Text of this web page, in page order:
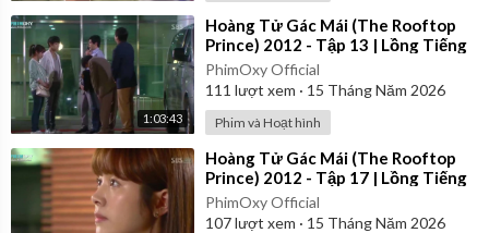
1:03:43
⁣Hoàng Tử Gác Mái (The Rooftop
Prince) 2012 - Tập 13 | Lồng Tiếng
PhimOxy Official
111 lượt xem · 15 Tháng Năm 2026
Phim và Hoạt hình
⁣Hoàng Tử Gác Mái (The Rooftop
Prince) 2012 - Tập 17 | Lồng Tiếng
PhimOxy Official
107lượt xem · 15 Tháng Năm 2026